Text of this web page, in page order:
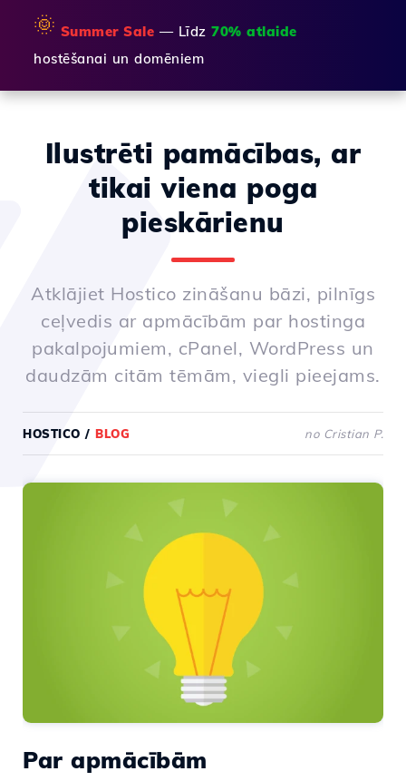
🌞 Summer Sale — Līdz 70% atlaide
hostēšanai un domēniem
Ilustrēti pamācības, ar
tikai viena poga
pieskārienu
Atklājiet Hostico zināšanu bāzi, pilnīgs
ceļvedis ar apmācībām par hostinga
pakalpojumiem, cPanel, WordPress un
daudzām citām tēmām, viegli pieejams.
HOSTICO / BLOG no Cristian P.
Par apmācībām